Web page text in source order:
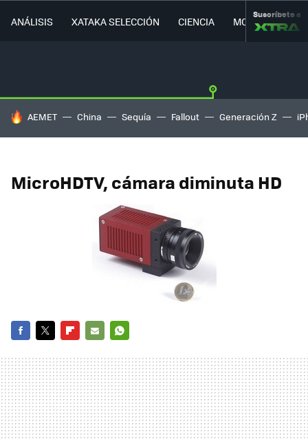
ANÁLISIS XATAKA SELECCIÓN CIENCIA MOVILIDAD
Suscríbete a
HOY SE HABLA DE
AEMET China Sequía Fallout Generación Z
MicroHDTV, cámara diminuta HD
MAIL